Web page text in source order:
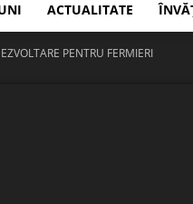
ACTUALITATE
PENTRU FERMIERI